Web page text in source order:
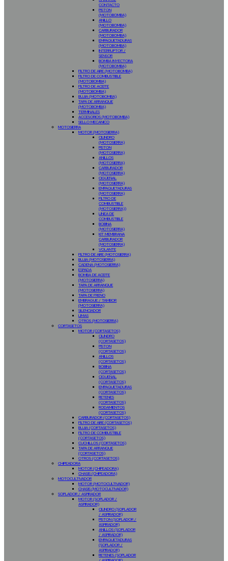
CONTACTO
PISTON
(MOTOBOMBA)
ANILLO
(MOTOBOMBA)
CARBURADOR
(MOTOBOMBA)
EMPAQUETADURAS
(MOTOBOMBA)
INTERRUPTOR /
SENSOR
BOMBA INYECTORA
(MOTOBOMBA)
FILTRO DE AIRE (MOTOBOMBA)
FILTRO DE COMBUSTIBLE
(MOTOBOMBA)
FILTRO DE ACEITE
(MOTOBOMBA)
BUJIA (MOTOBOMBA)
TAPA DE ARRANQUE
(MOTOBOMBA)
TERMINALES
ACCESORIOS (MOTOBOMBA)
SELLO MECANICO
MOTOSIERRA
MOTOR (MOTOSIERRA)
CILINDRO
(MOTOSIERRA)
PISTON
(MOTOSIERRA)
ANILLOS
(MOTOSIERRA)
CARBURADOR
(MOTOSIERRA)
CIGÜEÑAL
(MOTOSIERRA)
EMPAQUETADURAS
(MOTOSIERRA)
FILTRO DE
COMBUSTIBLE
(MOTOSIERRA))
LINEA DE
COMBUSTIBLE
BOBINA
(MOTOSIERRA)
KIT MEMBRANA
CARBURADOR
(MOTOSIERRA)
VOLANTE
FILTRO DE AIRE (MOTOSIERRA)
BUJIA (MOTOSIERRA)
CADENA (MOTOSIERRA)
ESPADA
BOMBA DE ACEITE
(MOTOSIERRA)
TAPA DE ARRANQUE
(MOTOSIERRA)
TAPA DE FRENO
EMBRAGUE / TAMBOR
(MOTOSIERRA)
SILENCIADOR
LIMAS
OTROS (MOTOSIERRA)
CORTASETOS
MOTOR (CORTASETOS)
CILINDRO
(CORTASETOS)
PISTON
(CORTASETOS)
ANILLOS
(CORTASETOS)
BOBINA
(CORTASETOS)
CIGUEÑAL
(CORTASETOS)
EMPAQUETADURAS
(CORTASETOS)
RETENES
(CORTASETOS)
RODAMIENTOS
(CORTASETOS)
CARBURADOR (CORTASETOS)
FILTRO DE AIRE (CORTASETOS)
BUJIA (CORTASETOS)
FILTRO DE COMBUSTIBLE
(CORTASETOS)
CUCHILLOS (CORTASETOS)
TAPA DE ARRANQUE
(CORTASETOS)
OTROS (CORTASETOS)
CHIPEADORA
MOTOR (CHIPEADORA)
CHASIS (CHIPEADORA)
MOTOCULTIVADOR
MOTOR (MOTOCULTIVADOR)
CHASIS (MOTOCULTIVADOR)
SOPLADOR / ASPIRADOR
MOTOR (SOPLADOR /
ASPIRADOR)
CILINDRO (SOPLADOR
/ ASPIRADOR)
PISTON (SOPLADOR /
ASPIRADOR)
ANILLOS (SOPLADOR
/ ASPIRADOR)
EMPAQUETADURAS
(SOPLADOR /
ASPIRADOR)
RETENES (SOPLADOR